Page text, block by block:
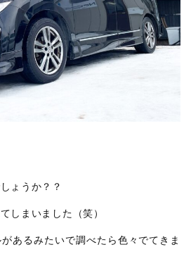
ょうか？？
しまいました（笑）
あるみたいで調べたら色々でてきま